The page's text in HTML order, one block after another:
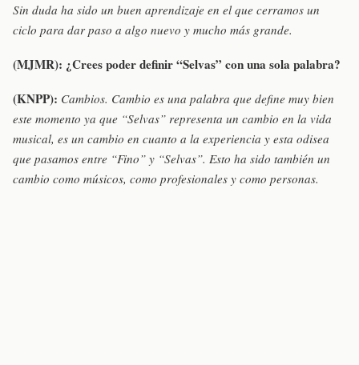
Sin duda ha sido un buen aprendizaje en el que cerramos un
ciclo para dar paso a algo nuevo y mucho más grande.
(MJMR): ¿Crees poder definir “Selvas” con una sola palabra?
(KNPP): Cambios. Cambio es una palabra que define muy bien
este momento ya que “Selvas” representa un cambio en la vida
musical, es un cambio en cuanto a la experiencia y esta odisea
que pasamos entre “Fino” y “Selvas”. Esto ha sido también un
cambio como músicos, como profesionales y como personas.